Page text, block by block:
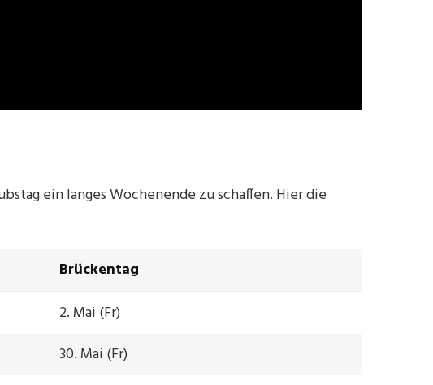
ein langes Wochenende zu schaffen. Hier die
Brückentag
2. Mai (Fr)
30. Mai (Fr)